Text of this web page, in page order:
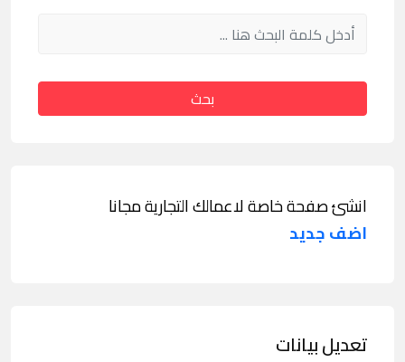
بحث
انشئ صفحة خاصة لاعمالك التجارية مجانا
اضف جديد
تعديل بيانات